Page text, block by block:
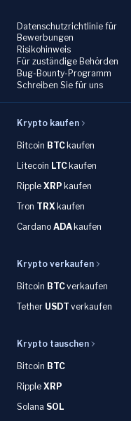
Datenschutzrichtlinie für
Bewerbungen
Risikohinweis
Für zuständige Behörden
Bug-Bounty-Programm
Schreiben Sie für uns
Krypto kaufen
Bitcoin BTC kaufen
Litecoin LTC kaufen
Ripple XRP kaufen
Tron TRX kaufen
Cardano ADA kaufen
Krypto verkaufen
Bitcoin BTCverkaufen
Tether USDT verkaufen
Krypto tauschen
Bitcoin BTC
Ripple XRP
Solana SOL